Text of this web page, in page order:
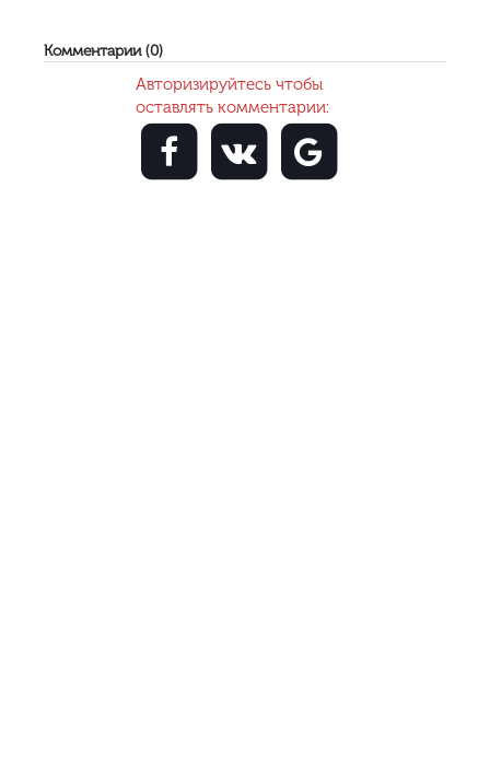
Комментарии (0)
Авторизируйтесь чтобы
оставлять комментарии: